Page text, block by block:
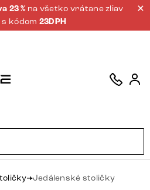
23 % na všetko vrátane zliav
s kódom 23DPH
Jedálenské stoličky